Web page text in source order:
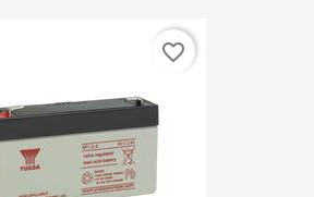
favorite_border